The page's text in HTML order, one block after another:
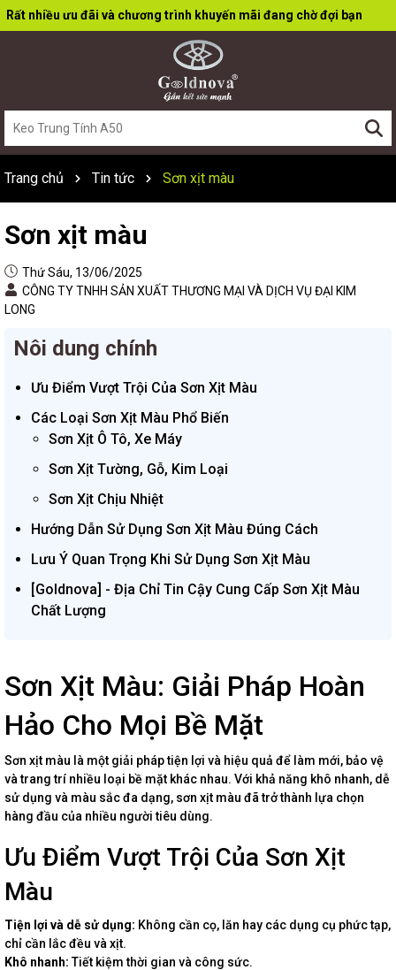
Rất nhiều ưu đãi và chương trình khuyến mãi đang chờ đợi bạn
Trang chủ Tin tức Sơn xịt màu
Sơn xịt màu
Thứ Sáu, 13/06/2025
CÔNG TY TNHH SẢN XUẤT THƯƠNG MẠI VÀ DỊCH VỤ ĐẠI KIM
LONG
Nôi dung chính
Ưu Điểm Vượt Trội Của Sơn Xịt Màu
Các Loại Sơn Xịt Màu Phổ Biến
Sơn Xịt Ô Tô, Xe Máy
Sơn Xịt Tường, Gỗ, Kim Loại
Sơn Xịt Chịu Nhiệt
Hướng Dẫn Sử Dụng Sơn Xịt Màu Đúng Cách
Lưu Ý Quan Trọng Khi Sử Dụng Sơn Xịt Màu
[Goldnova] - Địa Chỉ Tin Cậy Cung Cấp Sơn Xịt Màu
Chất Lượng
Sơn Xịt Màu: Giải Pháp Hoàn
Hảo Cho Mọi Bề Mặt
Sơn xịt màu là một giải pháp tiện lợi và hiệu quả để làm mới, bảo vệ
và trang trí nhiều loại bề mặt khác nhau. Với khả năng khô nhanh, dễ
sử dụng và màu sắc đa dạng, sơn xịt màu đã trở thành lựa chọn
hàng đầu của nhiều người tiêu dùng.
Ưu Điểm Vượt Trội Của Sơn Xịt
Màu
Tiện lợi và dễ sử dụng: Không cần cọ, lăn hay các dụng cụ phức tạp,
chỉ cần lắc đều và xịt.
Khô nhanh:Tiết kiệm thời gian và công sức.